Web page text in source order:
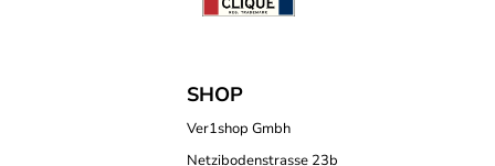
SHOP
Ver1shop Gmbh
Netzibodenstrasse 23b